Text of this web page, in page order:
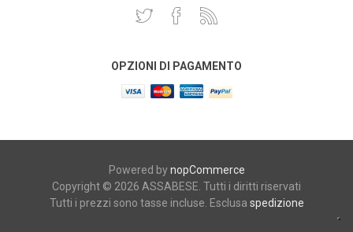
OPZIONI DI PAGAMENTO
Powered bynopCommerce
Copyright © 2026 ASSABESE. Tutti i diritti riservati
Tutti i prezzi sono tasse incluse. Esclusa spedizione